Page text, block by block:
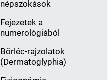
népszokások
Fejezetek a
numerológiából
Bőrléc-rajzolatok
(Dermatoglyphia)